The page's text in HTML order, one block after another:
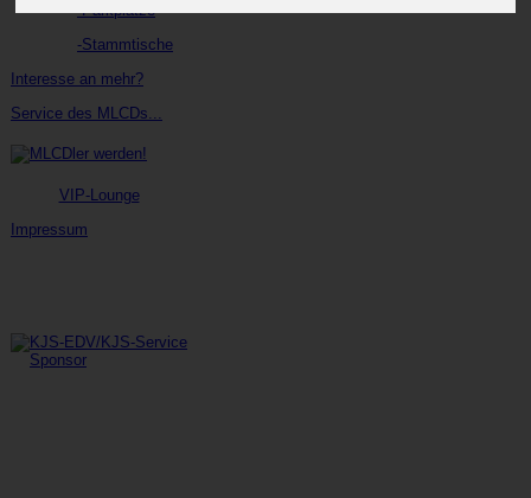
-Parkplätze
-Stammtische
Interesse an mehr?
Service des MLCDs...
VIP-Lounge
Impressum